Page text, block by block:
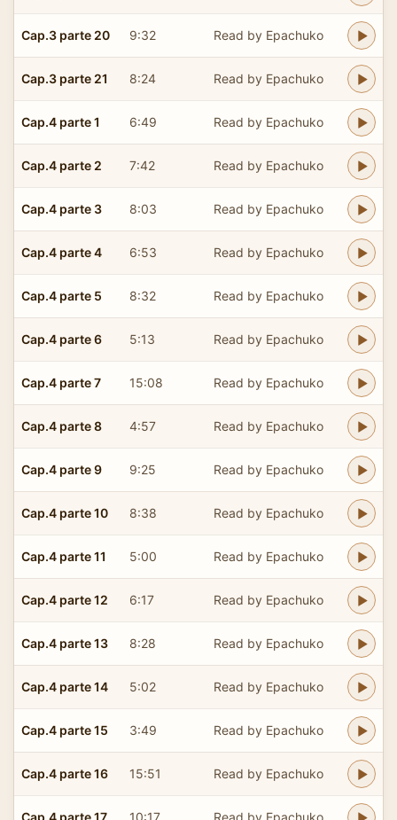
Cap.3 parte 20 9:32 Read by Epachuko
Cap.3 parte 21 8:24 Read by Epachuko
Cap.4 parte 1 6:49 Read by Epachuko
Cap.4 parte 2 7:42 Read by Epachuko
Cap.4 parte 3 8:03 Read by Epachuko
Cap.4 parte 4 6:53 Read by Epachuko
Cap.4 parte 5 8:32 Read by Epachuko
Cap.4 parte 6 5:13 Read by Epachuko
Cap.4 parte 7 15:08 Read by Epachuko
Cap.4 parte 8 4:57 Read by Epachuko
Cap.4 parte 9 9:25 Read by Epachuko
Cap.4 parte 10 8:38 Read by Epachuko
Cap.4 parte 11 5:00 Read by Epachuko
Cap.4 parte 12 6:17 Read by Epachuko
Cap.4 parte 13 8:28 Read by Epachuko
Cap.4 parte 14 5:02 Read by Epachuko
Cap.4 parte 15 3:49 Read by Epachuko
Cap.4 parte 16 15:51 Read by Epachuko
Cap.4 parte 17 10:17 Read by Epachuko